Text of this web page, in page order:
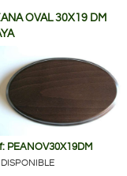
OVAL 30X19 DM
PEANOV30X19DM
DISPONIBLE